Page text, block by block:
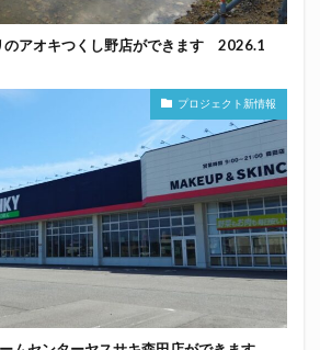
のアオキつくし野店ができます 2026.1
プロジェクト新情報